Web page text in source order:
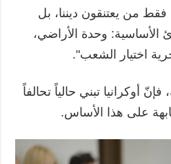
فقط من يعتنقون ديننا، بل
الأساسية: وحدة الأراضي،
اختيار الشعب".
أوكرانيا تبني حالياً تحالفاً
على هذا الأساس.